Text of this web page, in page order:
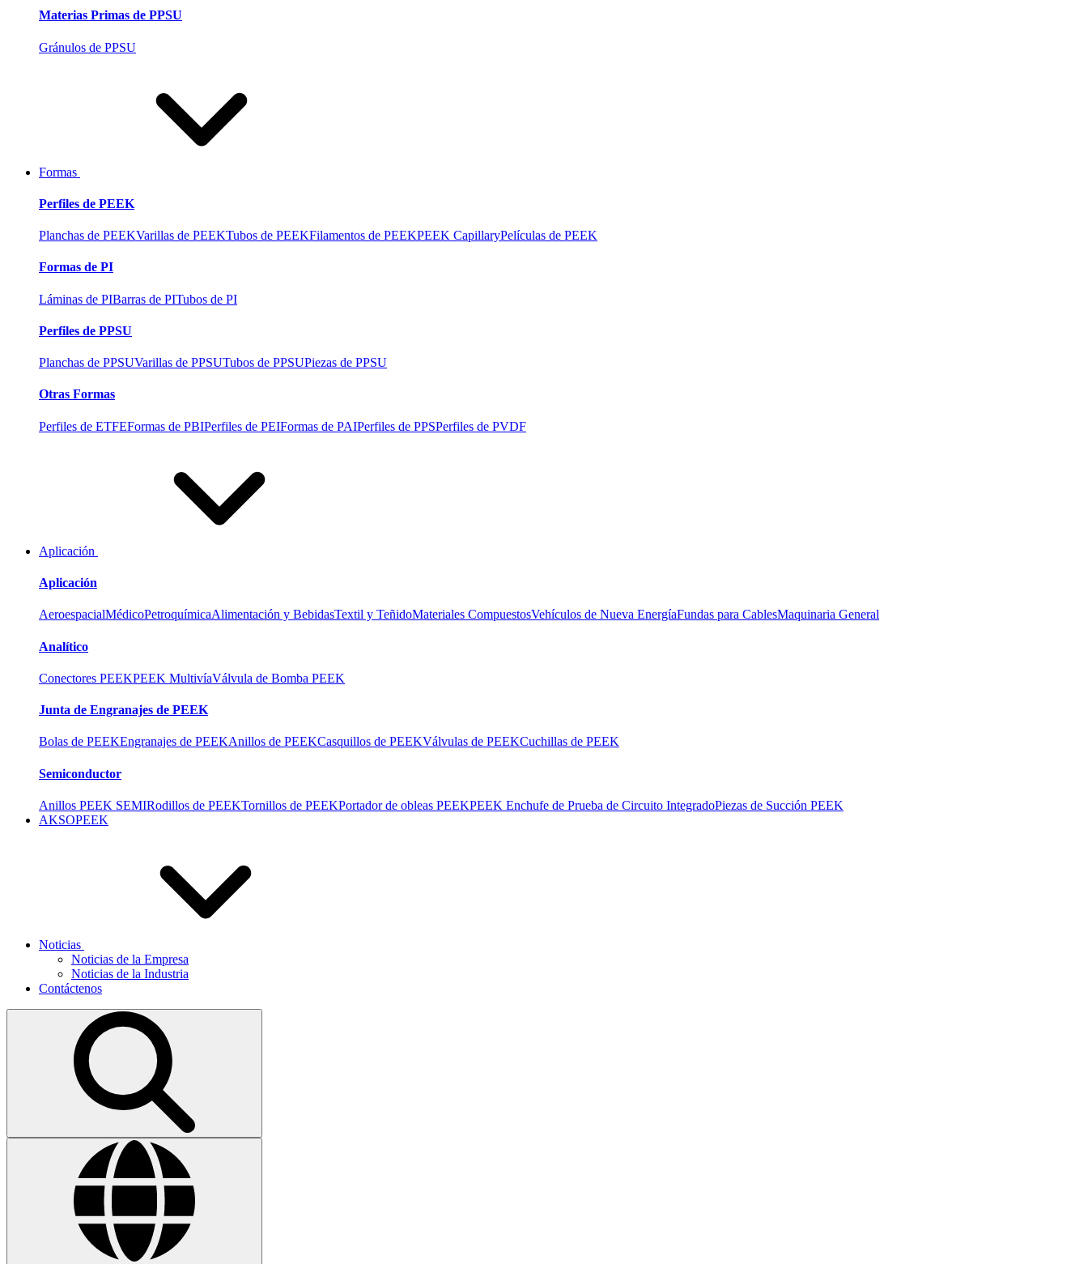
Materias Primas de PPSU
Gránulos de PPSU
Formas
Perfiles de PEEK
Planchas de PEEKVarillas de PEEKTubos de PEEKFilamentos de PEEKPEEK CapillaryPelículas de PEEK
Formas de PI
Láminas de PIBarras de PITubos de PI
Perfiles de PPSU
Planchas de PPSUVarillas de PPSUTubos de PPSUPiezas de PPSU
Otras Formas
Perfiles de ETFEFormas de PBIPerfiles de PEIFormas de PAIPerfiles de PPSPerfiles de PVDF
Aplicación
Aplicación
AeroespacialMédicoPetroquímicaAlimentación y BebidasTextil y TeñidoMateriales CompuestosVehículos de Nueva EnergíaFundas para CablesMaquinaria General
Analítico
Conectores PEEKPEEK MultivíaVálvula de Bomba PEEK
Junta de Engranajes de PEEK
Bolas de PEEKEngranajes de PEEKAnillos de PEEKCasquillos de PEEKVálvulas de PEEKCuchillas de PEEK
Semiconductor
Anillos PEEK SEMIRodillos de PEEKTornillos de PEEKPortador de obleas PEEKPEEK Enchufe de Prueba de Circuito IntegradoPiezas de Succión PEEK
AKSOPEEK
Noticias
Noticias de la Empresa
Noticias de la Industria
Contáctenos